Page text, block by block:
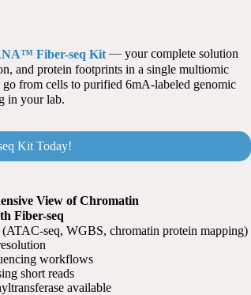
Fiber-seq Kit— your complete solution
and protein footprints in a single multiomic
from cells to purified 6mA-labeled genomic
in your lab.
Kit Today!
View of Chromatin
Fiber-seq
seq, WGBS, chromatin protein mapping)
workflows
short reads
available